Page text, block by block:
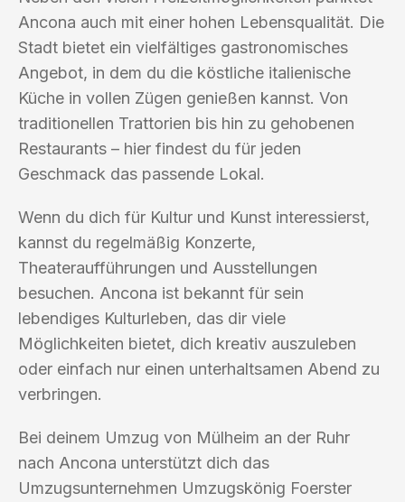
Ancona auch mit einer hohen Lebensqualität. Die
Stadt bietet ein vielfältiges gastronomisches
Angebot, in dem du die köstliche italienische
Küche in vollen Zügen genießen kannst. Von
traditionellen Trattorien bis hin zu gehobenen
Restaurants – hier findest du für jeden
Geschmack das passende Lokal.
Wenn du dich für Kultur und Kunst interessierst,
kannst du regelmäßig Konzerte,
Theateraufführungen und Ausstellungen
besuchen. Ancona ist bekannt für sein
lebendiges Kulturleben, das dir viele
Möglichkeiten bietet, dich kreativ auszuleben
oder einfach nur einen unterhaltsamen Abend zu
verbringen.
Bei deinem Umzug von Mülheim an der Ruhr
nach Ancona unterstützt dich das
Umzugsunternehmen Umzugskönig Foerster